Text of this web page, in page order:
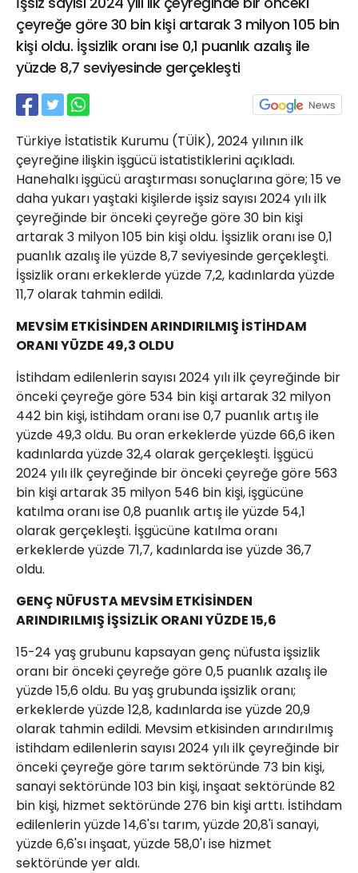
çeyreğe göre 30 bin kişi artarak 3 milyon 105 bin
kişi oldu. İşsizlik oranı ise 0,1 puanlık azalış ile
yüzde 8,7 seviyesinde gerçekleşti
Türkiye İstatistik Kurumu (TÜİK), 2024 yılının ilk
çeyreğine ilişkin işgücü istatistiklerini açıkladı.
Hanehalkı işgücü araştırması sonuçlarına göre; 15 ve
daha yukarı yaştaki kişilerde işsiz sayısı 2024 yılı ilk
çeyreğinde bir önceki çeyreğe göre 30 bin kişi
artarak 3 milyon 105 bin kişi oldu. İşsizlik oranı ise 0,1
puanlık azalış ile yüzde 8,7 seviyesinde gerçekleşti.
İşsizlik oranı erkeklerde yüzde 7,2, kadınlarda yüzde
11,7 olarak tahmin edildi.
MEVSİM ETKİSİNDEN ARINDIRILMIŞ İSTİHDAM
ORANI YÜZDE 49,3 OLDU
İstihdam edilenlerin sayısı 2024 yılı ilk çeyreğinde bir
önceki çeyreğe göre 534 bin kişi artarak 32 milyon
442 bin kişi, istihdam oranı ise 0,7 puanlık artış ile
yüzde 49,3 oldu. Bu oran erkeklerde yüzde 66,6 iken
kadınlarda yüzde 32,4 olarak gerçekleşti. İşgücü
2024 yılı ilk çeyreğinde bir önceki çeyreğe göre 563
bin kişi artarak 35 milyon 546 bin kişi, işgücüne
katılma oranı ise 0,8 puanlık artış ile yüzde 54,1
olarak gerçekleşti. İşgücüne katılma oranı
erkeklerde yüzde 71,7, kadınlarda ise yüzde 36,7
oldu.
GENÇ NÜFUSTA MEVSİM ETKİSİNDEN
ARINDIRILMIŞ İŞSİZLİK ORANI YÜZDE 15,6
15-24 yaş grubunu kapsayan genç nüfusta işsizlik
oranı bir önceki çeyreğe göre 0,5 puanlık azalış ile
yüzde 15,6 oldu. Bu yaş grubunda işsizlik oranı;
erkeklerde yüzde 12,8, kadınlarda ise yüzde 20,9
olarak tahmin edildi. Mevsim etkisinden arındırılmış
istihdam edilenlerin sayısı 2024 yılı ilk çeyreğinde bir
önceki çeyreğe göre tarım sektöründe 73 bin kişi,
sanayi sektöründe 103 bin kişi, inşaat sektöründe 82
bin kişi, hizmet sektöründe 276 bin kişi arttı. İstihdam
edilenlerin yüzde 14,6'sı tarım, yüzde 20,8'i sanayi,
yüzde 6,6'sı inşaat, yüzde 58,0'ı ise hizmet
sektöründe yer aldı.
21 Gölcük
02624132333
haber@golcukpostasi.com